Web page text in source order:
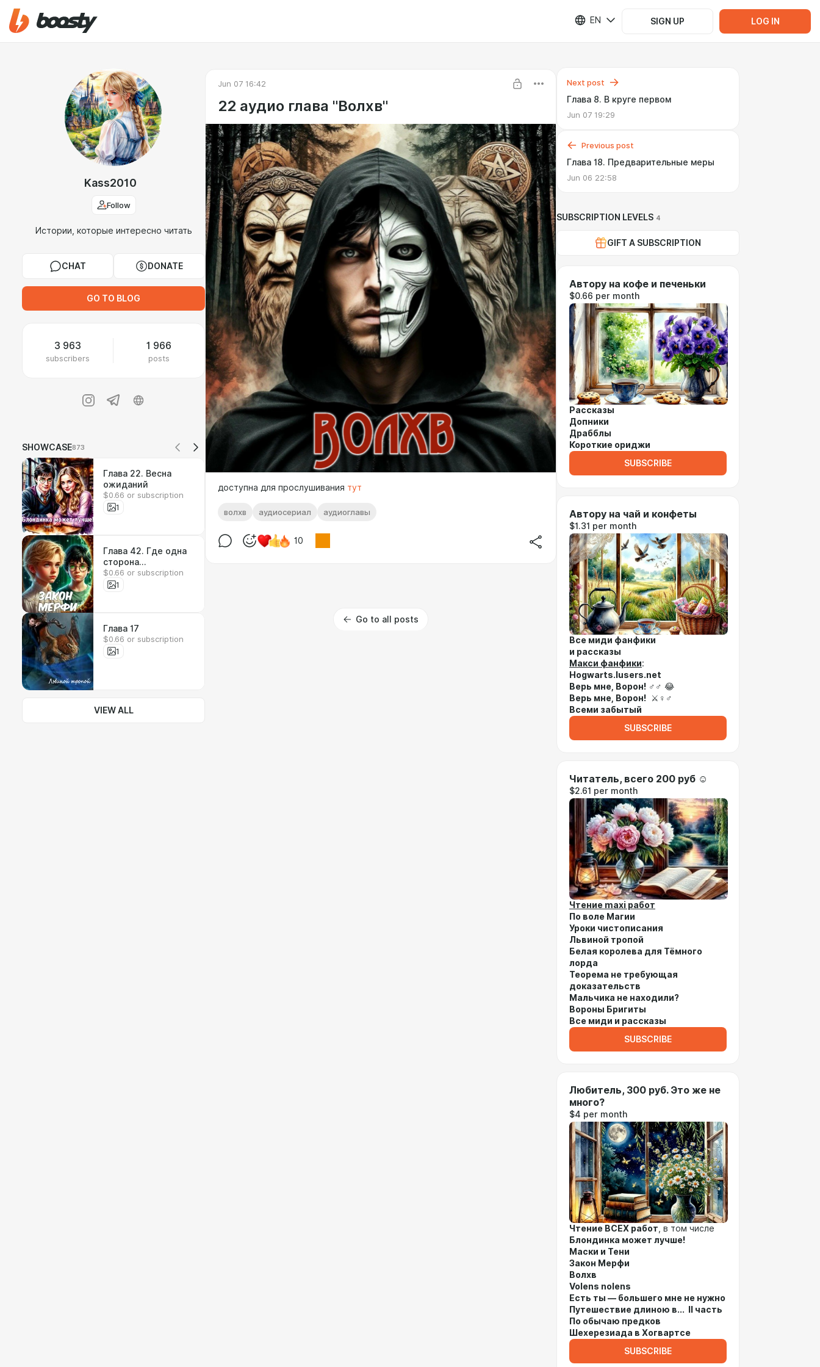
EN SIGN UP LOG IN
Kass2010
Follow
Истории, которые интересно читать
CHAT DONATE
GO TO BLOG
3 963
subscribers
1 966
posts
SHOWCASE873
Глава 22. Весна
ожиданий
$0.66 or subscription
1
Глава 42. Где одна
сторона
лицедействует, а
другая прикасается
$0.66 or subscription
1
Глава 17
$0.66 or subscription
1
VIEW ALL
Jun 07 16:42
22 аудио глава "Волхв"
доступна для прослушивания тут
волхв аудиосериал аудиоглавы
10
Go to all posts
Next post
Глава 8. В круге первом
Jun 07 19:29
Previous post
Глава 18. Предварительные меры
Jun 06 22:58
SUBSCRIPTION LEVELS 4
GIFT A SUBSCRIPTION
Автору на кофе и печеньки
$0.66 per month
Рассказы
Допники
Драбблы
Короткие ориджи
SUBSCRIBE
Автору на чай и конфеты
$1.31 per month
Все миди фанфики
и рассказы
Макси фанфики:
Hogwarts.lusers.net
Верь мне, Ворон! ♂♂ 😂
Верь мне, Ворон! ⚔♀♂
Всеми забытый
SUBSCRIBE
Читатель, всего 200 руб ☺
$2.61 per month
Чтение maxi работ
По воле Магии
Уроки чистописания
Львиной тропой
Белая королева для Тёмного
лорда
Теорема не требующая
доказательств
Мальчика не находили?
Вороны Бригиты
Все миди и рассказы
SUBSCRIBE
Любитель, 300 руб. Это же не
много?
$4 per month
Чтение ВСЕХ работ , в том числе
Блондинка может лучше!
Маски и Тени
Закон Мерфи
Волхв
Volens nolens
Есть ты — большего мне не нужно
Путешествие длиною в... II часть
По обычаю предков
Шехерезиада в Хогвартсе
SUBSCRIBE